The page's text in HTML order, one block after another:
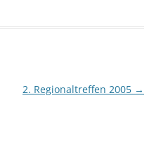
2. Regionaltreffen 2005 →